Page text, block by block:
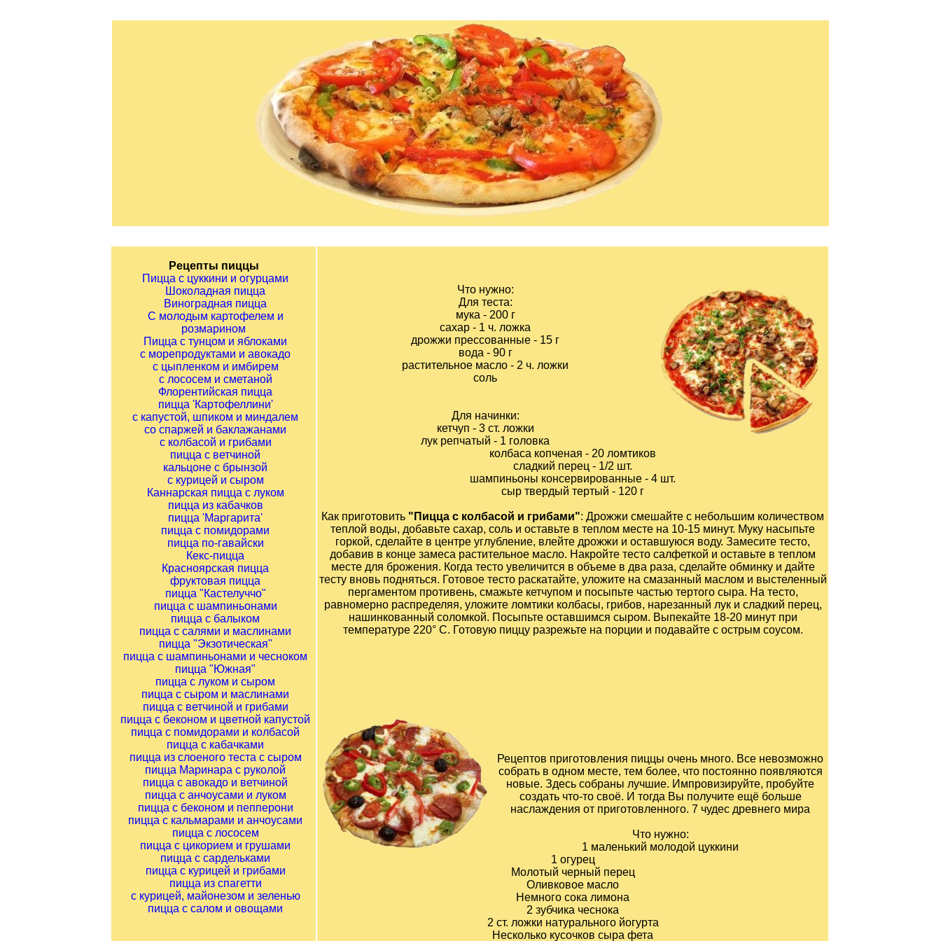
Рецепты пиццы
Пицца с цуккини и огурцами
Шоколадная пицца
Виноградная пицца
С молодым картофелем и
розмарином
Пицца с тунцом и яблоками
с морепродуктами и авокадо
с цыпленком и имбирем
с лососем и сметаной
Флорентийская пицца
пицца 'Картофеллини'
с капустой, шпиком и миндалем
со спаржей и баклажанами
с колбасой и грибами
пицца с ветчиной
кальцоне с брынзой
с курицей и сыром
Каннарская пицца с луком
пицца из кабачков
пицца 'Маргарита'
пицца с помидорами
пицца по-гавайски
Кекс-пицца
Красноярская пицца
фруктовая пицца
пицца "Кастелуччо"
пицца с шампиньонами
пицца с балыком
пицца с салями и маслинами
пицца "Экзотическая"
пицца с шампиньонами и чесноком
пицца "Южная"
пицца с луком и сыром
пицца с сыром и маслинами
пицца с ветчиной и грибами
пицца с беконом и цветной капустой
пицца с помидорами и колбасой
пицца с кабачками
пицца из слоеного теста с сыром
пицца Маринара с руколой
пицца с авокадо и ветчиной
пицца с анчоусами и луком
пицца с беконом и пепперони
пицца с кальмарами и анчоусами
пицца с лососем
пицца с цикорием и грушами
пицца с сардельками
пицца с курицей и грибами
пицца из спагетти
с курицей, майонезом и зеленью
пицца с салом и овощами
Что нужно:
Для теста:
мука - 200 г
сахар - 1 ч. ложка
дрожжи прессованные - 15 г
вода - 90 г
растительное масло - 2 ч. ложки
соль
Для начинки:
кетчуп - 3 ст. ложки
лук репчатый - 1 головка
колбаса копченая - 20 ломтиков
сладкий перец - 1/2 шт.
шампиньоны консервированные - 4 шт.
сыр твердый тертый - 120 г
Как приготовить "Пицца с колбасой и грибами": Дрожжи смешайте с небольшим количеством
теплой воды, добавьте сахар, соль и оставьте в теплом месте на 10-15 минут. Муку насыпьте
горкой, сделайте в центре углубление, влейте дрожжи и оставшуюся воду. Замесите тесто,
добавив в конце замеса растительное масло. Накройте тесто салфеткой и оставьте в теплом
месте для брожения. Когда тесто увеличится в объеме в два раза, сделайте обминку и дайте
тесту вновь подняться. Готовое тесто раскатайте, уложите на смазанный маслом и выстеленный
пергаментом противень, смажьте кетчупом и посыпьте частью тертого сыра. На тесто,
равномерно распределяя, уложите ломтики колбасы, грибов, нарезанный лук и сладкий перец,
нашинкованный соломкой. Посыпьте оставшимся сыром. Выпекайте 18-20 минут при
температуре 220° С. Готовую пиццу разрежьте на порции и подавайте с острым соусом.
Рецептов приготовления пиццы очень много. Все невозможно
собрать в одном месте, тем более, что постоянно появляются
новые. Здесь собраны лучшие. Импровизируйте, пробуйте
создать что-то своё. И тогда Вы получите ещё больше
наслаждения от приготовленного. 7 чудес древнего мира
Что нужно:
1 маленький молодой цуккини
1 огурец
Молотый черный перец
Оливковое масло
Немного сока лимона
2 зубчика чеснока
2 ст. ложки натурального йогурта
Несколько кусочков сыра фета